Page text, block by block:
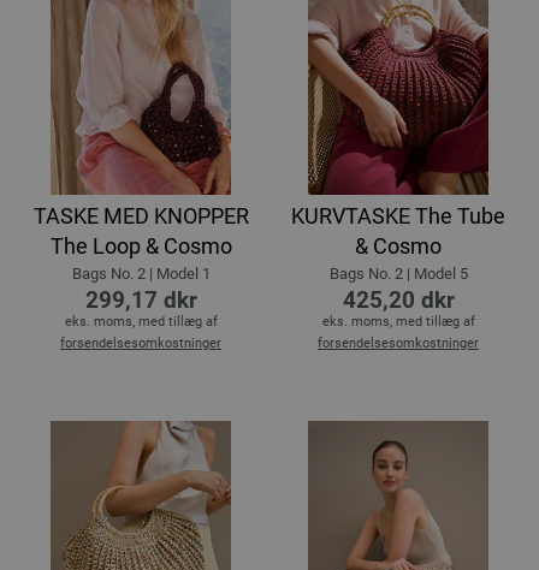
TASKE MED KNOPPER
The Loop & Cosmo
Bags No. 2 | Model 1
299,17 dkr
eks. moms, med tillæg af
forsendelsesomkostninger
KURVTASKE The Tube
& Cosmo
Bags No. 2 | Model 5
425,20 dkr
eks. moms, med tillæg af
forsendelsesomkostninger